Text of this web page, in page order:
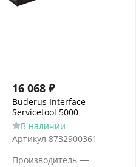
16 068 ₽
Buderus Interface
Servicetool 5000
В наличии
Артикул 8732900361
Производитель —